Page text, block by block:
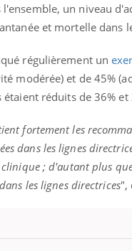
un niveau
et mortelle dans
régulièrement un
modérée) et de 45%
réduits de 36%
fortement les
dans les lignes
; d'autant plus
les lignes directrices",